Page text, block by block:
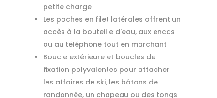
petite charge
Les poches en filet latérales offrent un
accès à la bouteille d'eau, aux encas
ou au téléphone tout en marchant
Boucle extérieure et boucles de
fixation polyvalentes pour attacher
les affaires de ski, les bâtons de
randonnée, un chapeau ou des tongs